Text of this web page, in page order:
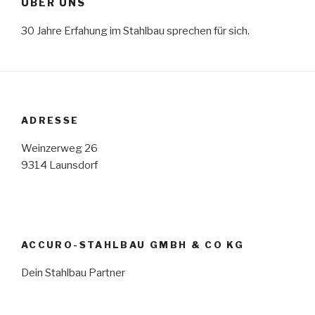
ÜBER UNS
30 Jahre Erfahung im Stahlbau sprechen für sich.
ADRESSE
Weinzerweg 26
9314 Launsdorf
ACCURO-STAHLBAU GMBH & CO KG
Dein Stahlbau Partner